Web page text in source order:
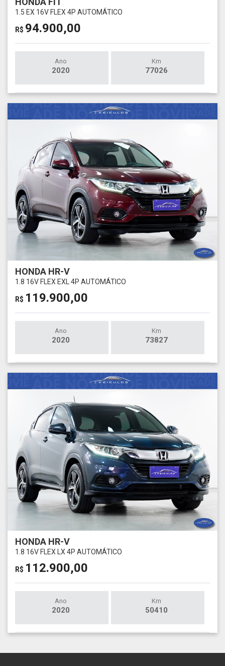
1.5 EX 16V FLEX 4P AUTOMÁTICO
R$ 94.900,00
Ano
2020
Km
77026
HONDA HR-V
1.8 16V FLEX EXL 4P AUTOMÁTICO
R$ 119.900,00
Ano
2020
Km
73827
HONDA HR-V
1.8 16V FLEX LX 4P AUTOMÁTICO
R$ 112.900,00
Ano
2020
Km
50410